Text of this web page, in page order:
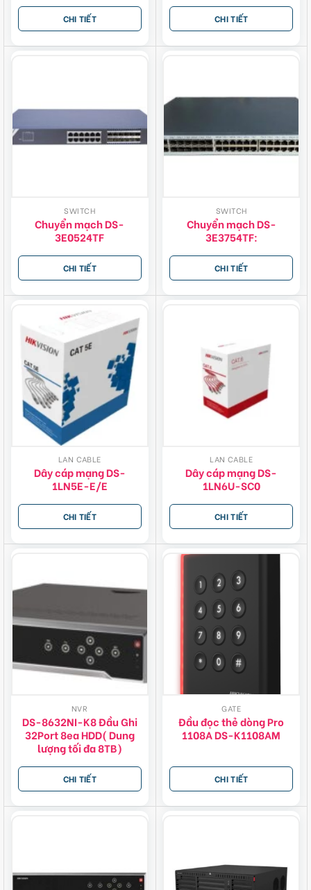
CHI TIẾT CHI TIẾT
SWITCH
Chuyển mạch DS-
3E0524TF
CHI TIẾT
SWITCH
Chuyển mạch DS-
3E3754TF:
CHI TIẾT
LAN CABLE
Dây cáp mạng DS-
1LN5E-E/E
CHI TIẾT
LAN CABLE
Dây cáp mạng DS-
1LN6U-SC0
CHI TIẾT
NVR
DS-8632NI-K8 Đầu Ghi
32Port 8ea HDD( Dung
lượng tối đa 8TB)
CHI TIẾT
GATE
Đầu đọc thẻ dòng Pro
1108A DS-K1108AM
CHI TIẾT